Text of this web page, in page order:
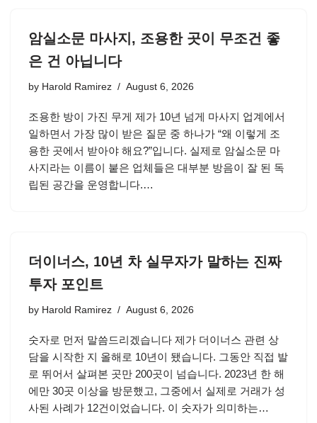
암실소문 마사지, 조용한 곳이 무조건 좋
은 건 아닙니다
by Harold Ramirez August 6, 2026
조용한 방이 가진 무게 제가 10년 넘게 마사지 업계에서
일하면서 가장 많이 받은 질문 중 하나가 “왜 이렇게 조
용한 곳에서 받아야 해요?”입니다. 실제로 암실소문 마
사지라는 이름이 붙은 업체들은 대부분 방음이 잘 된 독
립된 공간을 운영합니다.…
더이너스, 10년 차 실무자가 말하는 진짜
투자 포인트
by Harold Ramirez August 6, 2026
숫자로 먼저 말씀드리겠습니다 제가 더이너스 관련 상
담을 시작한 지 올해로 10년이 됐습니다. 그동안 직접 발
로 뛰어서 살펴본 곳만 200곳이 넘습니다. 2023년 한 해
에만 30곳 이상을 방문했고, 그중에서 실제로 거래가 성
사된 사례가 12건이었습니다. 이 숫자가 의미하는…